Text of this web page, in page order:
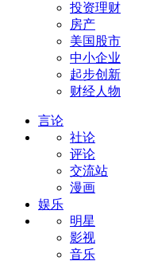
投资理财
房产
美国股市
中小企业
起步创新
财经人物
言论
社论
评论
交流站
漫画
娱乐
明星
影视
音乐